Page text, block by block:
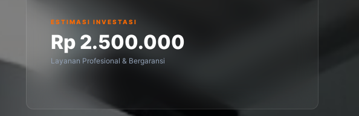
ESTIMASI INVESTASI
Rp 2.500.000
Layanan Profesional & Bergaransi